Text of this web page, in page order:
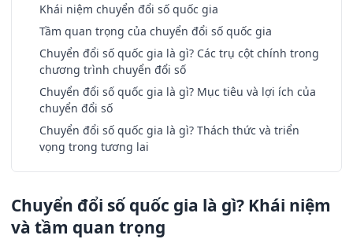
Khái niệm chuyển đổi số quốc gia
Tầm quan trọng của chuyển đổi số quốc gia
Chuyển đổi số quốc gia là gì? Các trụ cột chính trong
chương trình chuyển đổi số
Chuyển đổi số quốc gia là gì? Mục tiêu và lợi ích của
chuyển đổi số
Chuyển đổi số quốc gia là gì? Thách thức và triển
vọng trong tương lai
Chuyển đổi số quốc gia là gì? Khái niệm
và tầm quan trọng